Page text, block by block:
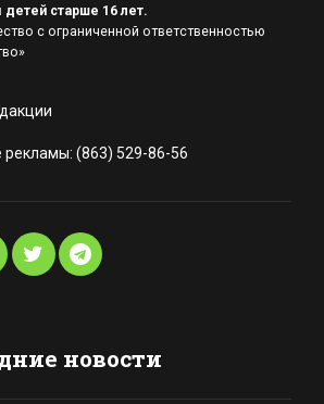
старше 16 лет.
с ограниченной ответственностью
(863) 529-86-56
новости